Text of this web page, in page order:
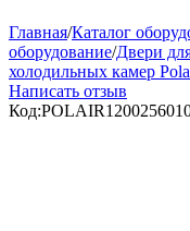
Главная/Каталог
оборудование/Двери
холодильных камер
Написать отзыв
Код: